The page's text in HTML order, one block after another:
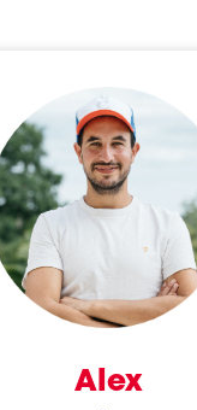
Alex